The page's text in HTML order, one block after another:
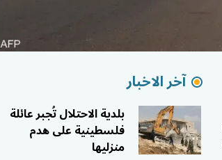
آخر الاخبار
بلدية الاحتلال تُجبر عائلة
فلسطينية على هدم
منزليها